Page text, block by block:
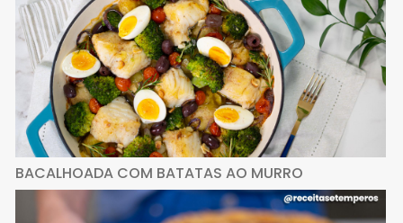
BACALHOADA COM BATATAS AO MURRO